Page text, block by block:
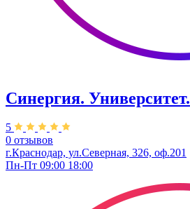
Синергия. Университет.
5
0 отзывов
г.Краснодар, ул.Северная, 326, оф.201
Пн-Пт 09:00 18:00